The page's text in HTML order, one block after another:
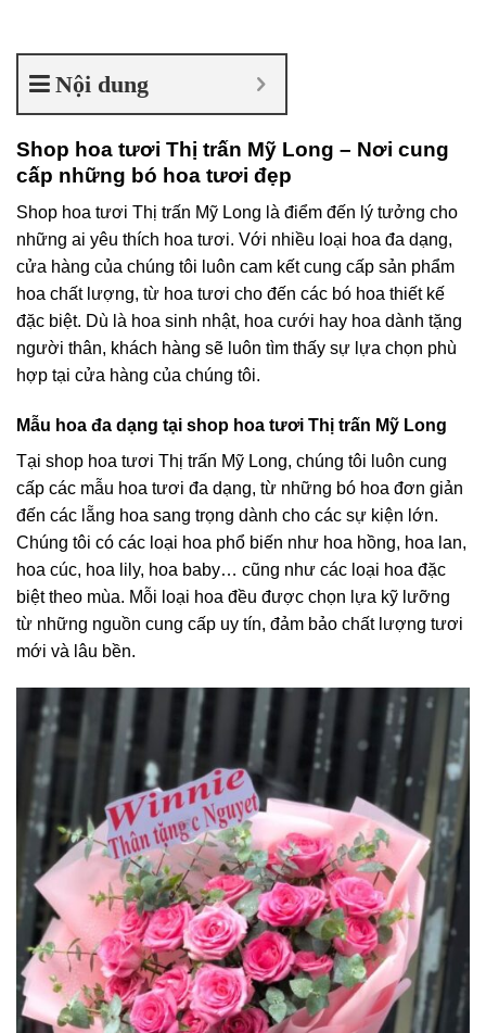
Nội dung
Shop hoa tươi Thị trấn Mỹ Long – Nơi cung
cấp những bó hoa tươi đẹp
Shop hoa tươi Thị trấn Mỹ Long là điểm đến lý tưởng cho
những ai yêu thích hoa tươi. Với nhiều loại hoa đa dạng,
cửa hàng của chúng tôi luôn cam kết cung cấp sản phẩm
hoa chất lượng, từ hoa tươi cho đến các bó hoa thiết kế
đặc biệt. Dù là hoa sinh nhật, hoa cưới hay hoa dành tặng
người thân, khách hàng sẽ luôn tìm thấy sự lựa chọn phù
hợp tại cửa hàng của chúng tôi.
Mẫu hoa đa dạng tại shop hoa tươi Thị trấn Mỹ Long
Tại shop hoa tươi Thị trấn Mỹ Long, chúng tôi luôn cung
cấp các mẫu hoa tươi đa dạng, từ những bó hoa đơn giản
đến các lẵng hoa sang trọng dành cho các sự kiện lớn.
Chúng tôi có các loại hoa phổ biến như hoa hồng, hoa lan,
hoa cúc, hoa lily, hoa baby… cũng như các loại hoa đặc
biệt theo mùa. Mỗi loại hoa đều được chọn lựa kỹ lưỡng
từ những nguồn cung cấp uy tín, đảm bảo chất lượng tươi
mới và lâu bền.